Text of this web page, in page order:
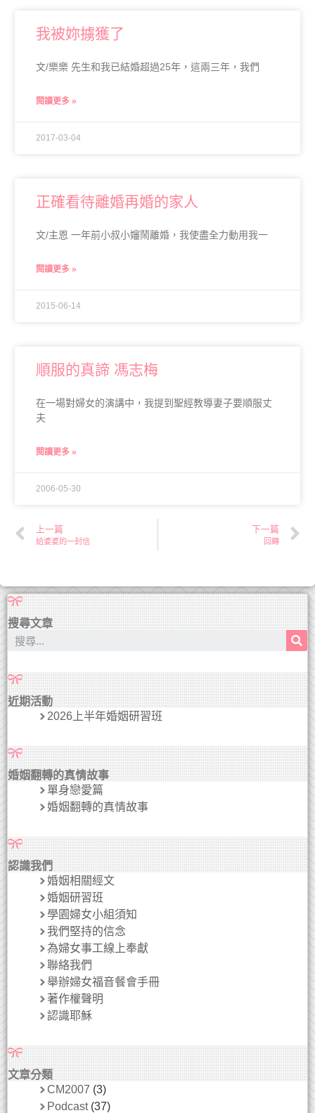
我被妳擄獲了
文/樂樂 先生和我已結婚超過25年，這兩三年，我們
閱讀更多 »
2017-03-04
正確看待離婚再婚的家人
文/主恩 一年前小叔小嬸鬧離婚，我使盡全力動用我一
閱讀更多 »
2015-06-14
順服的真諦 馮志梅
在一場對婦女的演講中，我提到聖經教導妻子要順服丈
夫
閱讀更多 »
2006-05-30
上一篇
給婆婆的一封信
下一篇
回轉
搜尋文章
近期活動
2026上半年婚姻研習班
婚姻翻轉的真情故事
單身戀愛篇
婚姻翻轉的真情故事
認識我們
婚姻相關經文
婚姻研習班
學園婦女小組須知
我們堅持的信念
為婦女事工線上奉獻
聯絡我們
舉辦婦女福音餐會手冊
著作權聲明
認識耶穌
文章分類
CM2007 (3)
Podcast(37)